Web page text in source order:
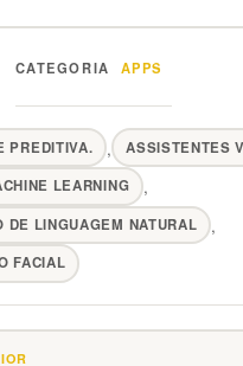
Categorias APPS
PREDITIVA. , ASSISTENTES
LEARNING ,
DE LINGUAGEM NATURAL ,
FACIAL